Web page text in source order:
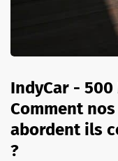
IndyCar -
Comment
abordent ils
?